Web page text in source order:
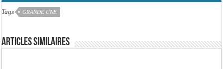
Tags GRANDE UNE
Articles similaires